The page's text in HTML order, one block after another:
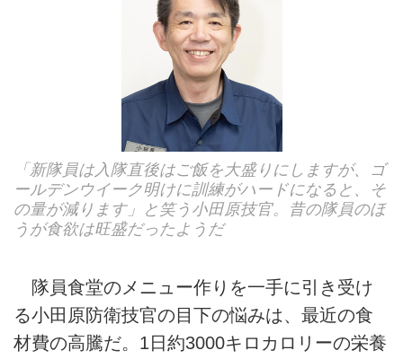
「新隊員は入隊直後はご飯を大盛りにしますが、ゴ
ールデンウイーク明けに訓練がハードになると、そ
の量が減ります」と笑う小田原技官。昔の隊員のほ
うが食欲は旺盛だったようだ
隊員食堂のメニュー作りを一手に引き受け
る小田原防衛技官の目下の悩みは、最近の食
材費の高騰だ。1日約3000キロカロリーの栄養